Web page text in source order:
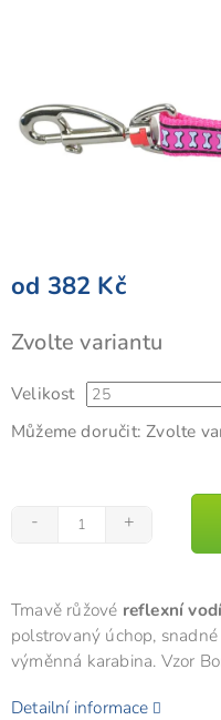
od 382 Kč
cena:
Zvolte variantu
Velikost
Můžeme doručit: Zvolte
Tmavě růžové reflexní
polstrovaný úchop,
výměnná karabina. Vzor
Detailní informace